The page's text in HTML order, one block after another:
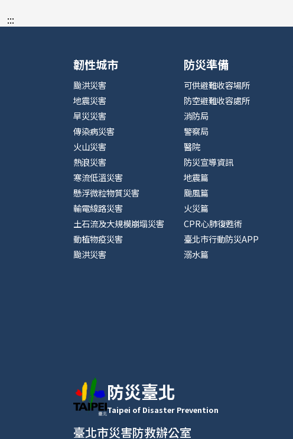
:::
韌性城市
颱洪災害
地震災害
旱災災害
傳染病災害
火山災害
熱浪災害
寒流低溫災害
懸浮微粒物質災害
輸電線路災害
土石流及大規模崩塌災害
動植物疫災害
颱洪災害
防災準備
可供避難收容場所
防空避難收容處所
消防局
警察局
醫院
防災宣導資訊
地震篇
颱風篇
火災篇
CPR心肺復甦術
臺北市行動防災APP
溺水篇
防災臺北
Taipei of Disaster Prevention
臺北市災害防救辦公室